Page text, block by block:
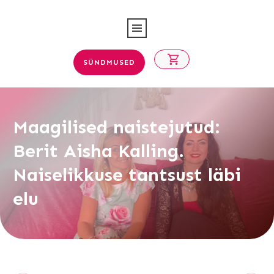
SÜNDMUSED
Maagilised naistejutud:
Berit Aisha Kalling.
Naiselikkuse tantsust läbi
elu